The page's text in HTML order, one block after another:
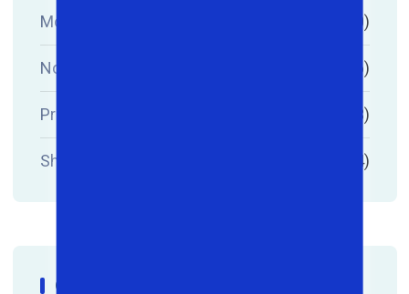
Monitor (0)
Noutbuk (16)
Printer (3)
Shaxsiy Kompyuter (4)
Galereya